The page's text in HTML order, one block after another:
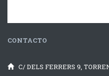
CONTACTO
C/ DELS FERRERS 9,